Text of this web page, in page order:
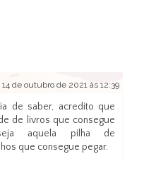
14 de outubro de 2021 às 12:39
de saber, acredito que
de livros que consegue
aquela pilha de
que consegue pegar.